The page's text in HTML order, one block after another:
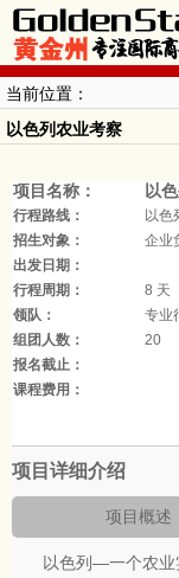
当前位置：
以色列农业考察
项目名称： 以
行程路线：
以色
招生对象：
企业
出发日期：
行程周期：
8 天
领队：
专业
组团人数：
20
报名截止：
课程费用：
项目详细介绍
项目概述
以色列—一个农业